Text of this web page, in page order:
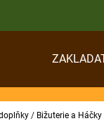
/ Bižuterie a Háčky